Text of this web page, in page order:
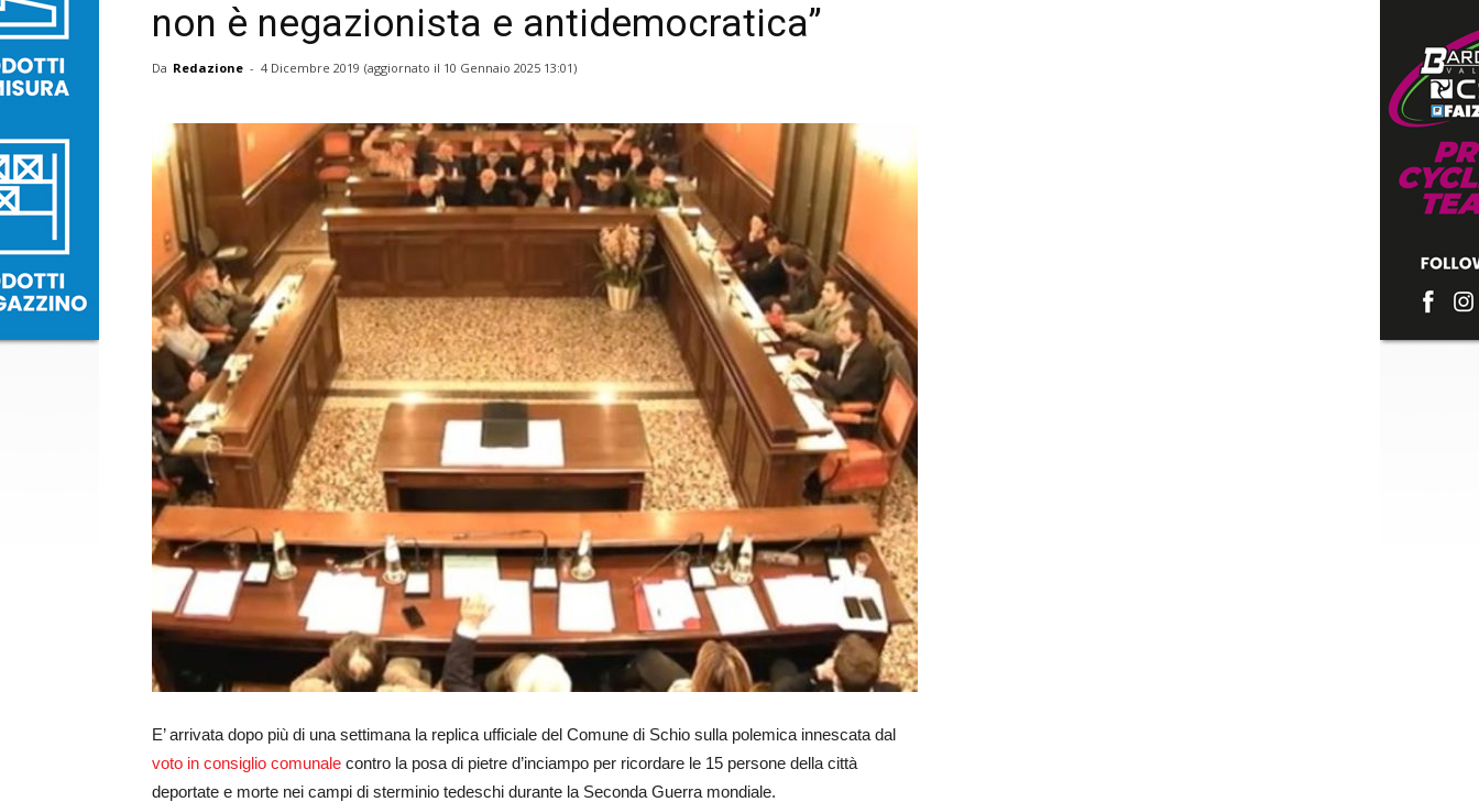
non è negazionista e antidemocratica”
Da Redazione - 4 Dicembre 2019 (aggiornato il 10 Gennaio 2025 13:01)
E’ arrivata dopo più di una settimana la replica ufficiale del Comune di Schio sulla polemica innescata dal
voto in consiglio comunale contro la posa di pietre d’inciampo per ricordare le 15 persone della città
deportate e morte nei campi di sterminio tedeschi durante la Seconda Guerra mondiale.